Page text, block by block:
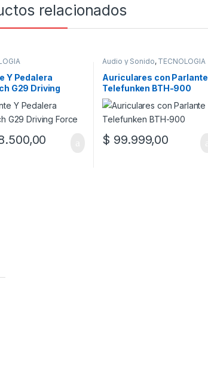
relacionados
Y Pedalera
G29 Driving
Audio y Sonido, TECNOLOGÍA
Auriculares con Parlante
Telefunken BTH-900
$ 99.999,00